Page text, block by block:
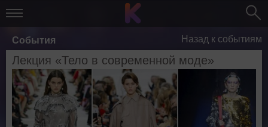
События Назад к событиям
Лекция «Тело в современной моде»